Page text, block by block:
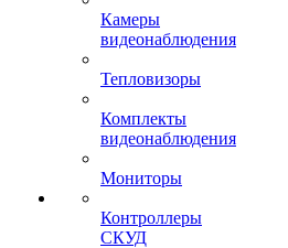
Камеры
видеонаблюдения
Тепловизоры
Комплекты
видеонаблюдения
Мониторы
Контроллеры
СКУД